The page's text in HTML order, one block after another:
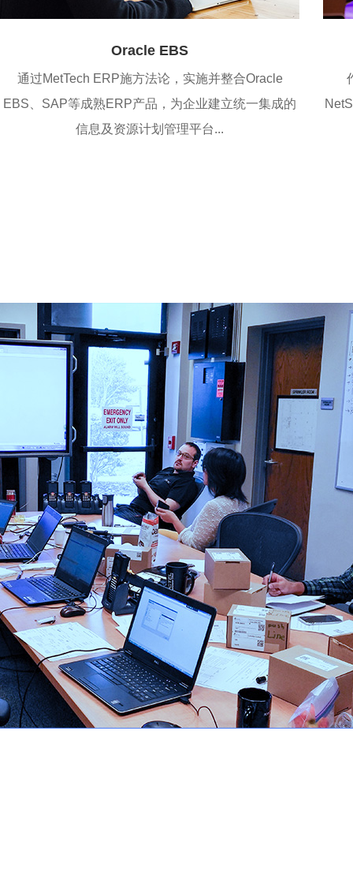
Oracle EBS
通过MetTech ERP施方法论，实施并整合Oracle
EBS、SAP等成熟ERP产品，为企业建立统一集成的
信息及资源计划管理平台...